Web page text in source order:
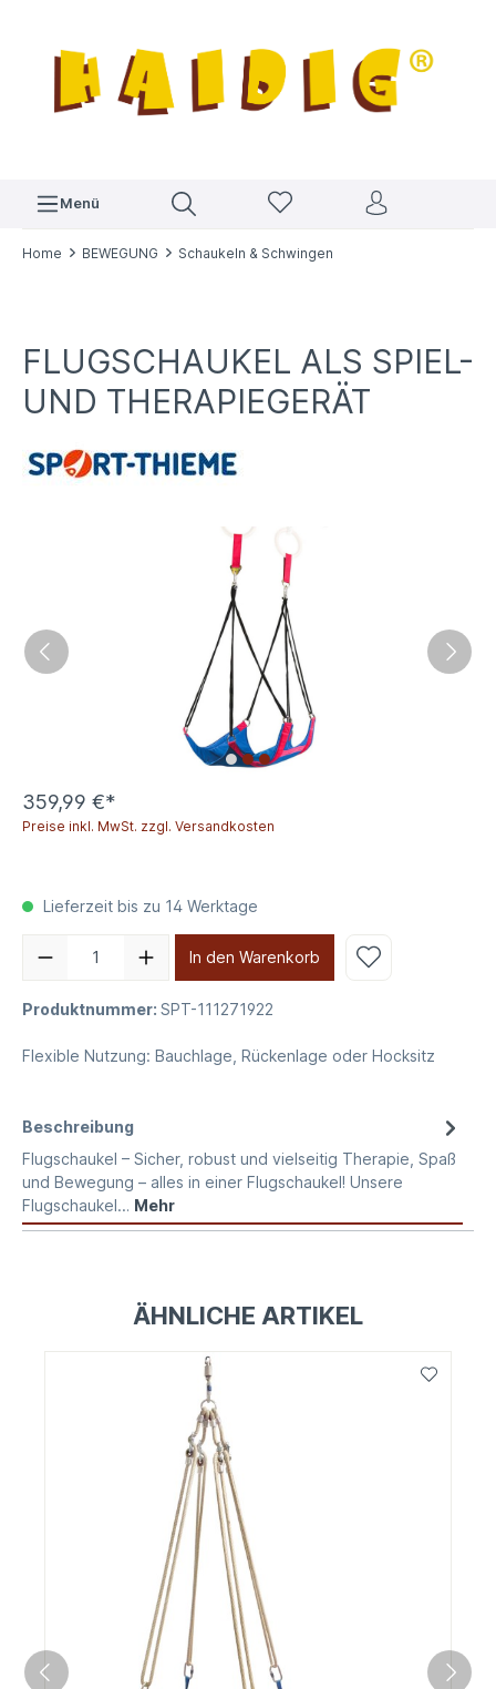
Menü
Home BEWEGUNG Schaukeln & Schwingen
FLUGSCHAUKEL ALS SPIEL-
UND THERAPIEGERÄT
359,99 €*
Preise inkl. MwSt. zzgl. Versandkosten
Lieferzeit bis zu 14 Werktage
In den Warenkorb
Produktnummer: SPT-111271922
Flexible Nutzung: Bauchlage, Rückenlage oder Hocksitz
Beschreibung
Flugschaukel – Sicher, robust und vielseitig Therapie, Spaß
und Bewegung – alles in einer Flugschaukel! Unsere
Flugschaukel… Mehr
ÄHNLICHE ARTIKEL